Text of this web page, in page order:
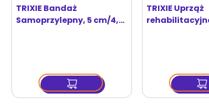
TRIXIE Bandaż
Samoprzylepny, 5 cm/4,5
TRIXIE Uprząż